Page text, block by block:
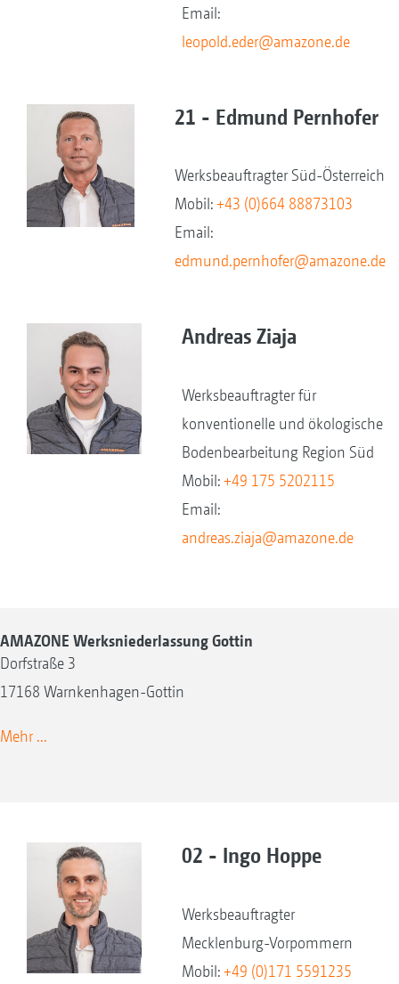
Email:
leopold.eder@amazone.de
21 - Edmund Pernhofer
Werksbeauftragter Süd-Österreich
Mobil:+43 (0)664 88873103
Email:
edmund.pernhofer@amazone.de
Andreas Ziaja
Werksbeauftragter für
konventionelle und ökologische
Bodenbearbeitung Region Süd
Mobil:+49 175 5202115
Email:
andreas.ziaja@amazone.de
AMAZONE Werksniederlassung Gottin
Dorfstraße 3
17168 Warnkenhagen-Gottin
Mehr ...
02 - Ingo Hoppe
Werksbeauftragter
Mecklenburg-Vorpommern
Mobil:+49 (0)171 5591235